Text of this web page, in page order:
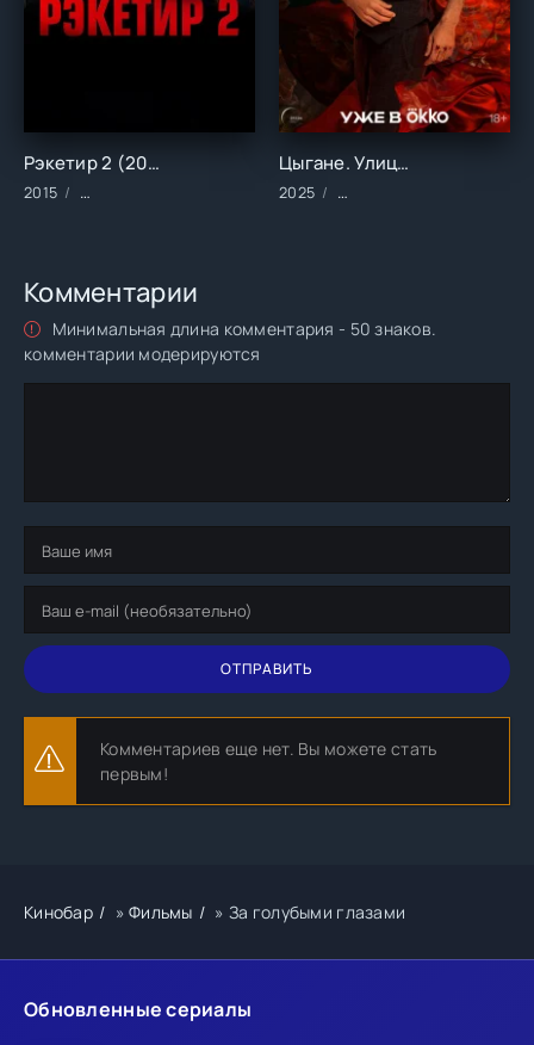
Обновленные сериалы
Рэкетир 2 (2015)
2015 Фильмы/Зарубежные/Боевик/Драма/Криминал
Цыгане. Улица Шекспира (2025)
2025 Сериалы/Зарубежные/
Комментарии
Минимальная длина комментария - 50 знаков.
комментарии модерируются
ОТПРАВИТЬ
Комментариев еще нет. Вы можете стать
первым!
Кинобар »Фильмы » За голубыми глазами